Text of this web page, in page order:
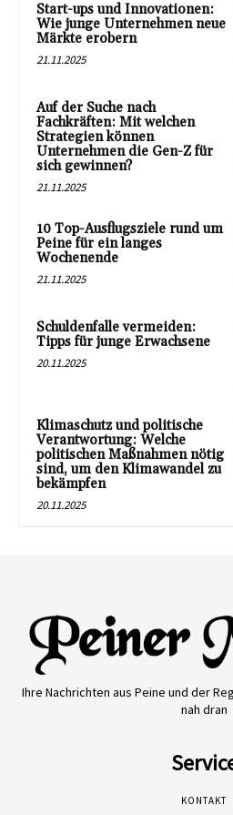
Start-ups und Innovationen:
Wie junge Unternehmen neue
Märkte erobern
21.11.2025
Auf der Suche nach
Fachkräften: Mit welchen
Strategien können
Unternehmen die Gen-Z für
sich gewinnen?
21.11.2025
10 Top-Ausflugsziele rund um
Peine für ein langes
Wochenende
21.11.2025
Schuldenfalle vermeiden:
Tipps für junge Erwachsene
20.11.2025
Klimaschutz und politische
Verantwortung: Welche
politischen Maßnahmen nötig
sind, um den Klimawandel zu
bekämpfen
20.11.2025
Ihre Nachrichten aus Peine und der
nah dran
KONTAKT